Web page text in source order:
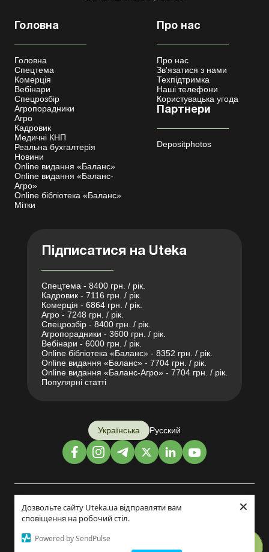
Дозвольте сайту Uteka.ua відправляти вам
сповіщення на робочий стіл.
Powered by SendPulse
×
Головна
Головна
Спецтема
Комерція
Вебінари
Спецрозбір
Агропорадники
Агро
Кадровик
Медичні КНП
Реальна бухгалтерія
Новини
Online видання «Баланс»
Online видання «Баланс-
Агро»
Online бібліотека «Баланс»
Мітки
Про нас
Про нас
Зв'язатися з нами
Техпідтримка
Наші телефони
Користувацька угода
Партнери
Depositphotos
Підписатися на Uteka
Спецтема - 8400 грн. / рік.
Кадровик - 7116 грн. / рік.
Комерція - 6864 грн. / рік.
Агро - 7248 грн. / рік.
Спецрозбір - 8400 грн. / рік.
Агропорадники - 3600 грн. / рік.
Вебінари - 6000 грн. / рік.
Online бібліотека «Баланс» - 8352 грн. / рік.
Online видання «Баланс» - 7704 грн. / рік.
Online видання «Баланс-Агро» - 7704 грн. / рік.
Популярні статті
Українська Русский
Дизайн і розробка: